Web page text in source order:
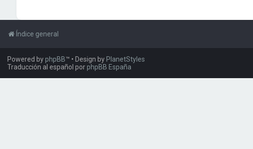
Índice general
Powered byphpBB™ • Design by PlanetStyles
Traducción al español porphpBB España